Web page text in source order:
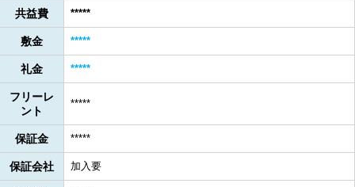
共益費 *****
敷金 *****
礼金 *****
フリーレ
ント
*****
保証金 *****
保証会社 加入要